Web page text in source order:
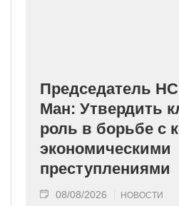
Председатель
Ман: Утвердить
роль в борьбе с
экономическими
преступлениями
08/08/2026 НОВОСТИ